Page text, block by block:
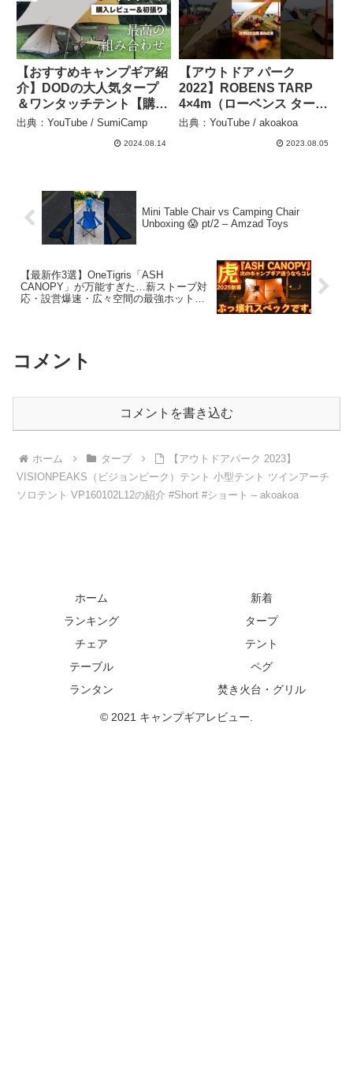
【おすすめキャンプギア紹
介】DODの大人気タープ
＆ワンタッチテント【購入
レビュー＆初張り！】 –
出典：YouTube / SumiCamp
2024.08.14
【アウトドア パーク
2022】ROBENS TARP
4×4m（ローベンス タープ
4×4m）ハイドロテック ポ
の紹介 #shorts #ショート
出典：YouTube / akoakoa
2023.08.05
Mini Table Chair vs Camping Chair
Unboxing 😱 pt/2 – Amzad Toys
【最新作3選】OneTigris「ASH
CANOPY」が万能すぎた…薪ストーブ対
応・設営爆速・広々空間の最強ホットテ
コメント
コメントを書き込む
ホーム タープ
【アウトドアパーク 2023】
VISIONPEAKS（ビジョンピーク）テント 小型テント ツインアーチ
ソロテント VP160102L12の紹介 #Short #ショート – akoakoa
ホーム
新着
ランキング
タープ
チェア
テント
テーブル
ペグ
ランタン
焚き火台・グリル
© 2021 キャンプギアレビュー.